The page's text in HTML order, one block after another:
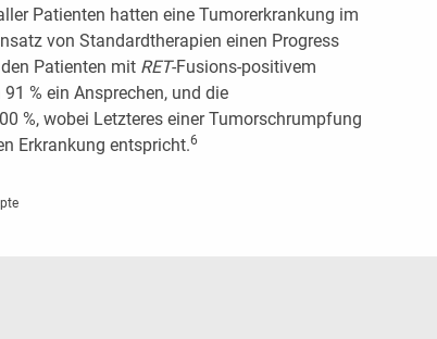
Patienten hatten eine Tumorerkrankung im
von Standardtherapien einen Progress
Patienten mit RET-Fusions-positivem
% ein Ansprechen, und die
%, wobei Letzteres einer Tumorschrumpfung
Erkrankung entspricht.6